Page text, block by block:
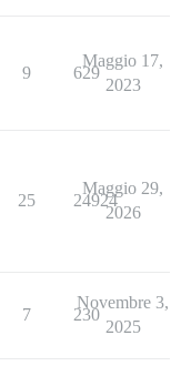
9 629
Maggio 17,
2023
25 24924
Maggio 29,
2026
7 230
Novembre 3,
2025